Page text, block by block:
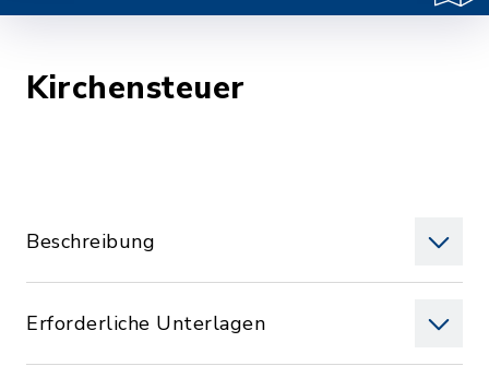
Kirchensteuer
Beschreibung
Erforderliche Unterlagen